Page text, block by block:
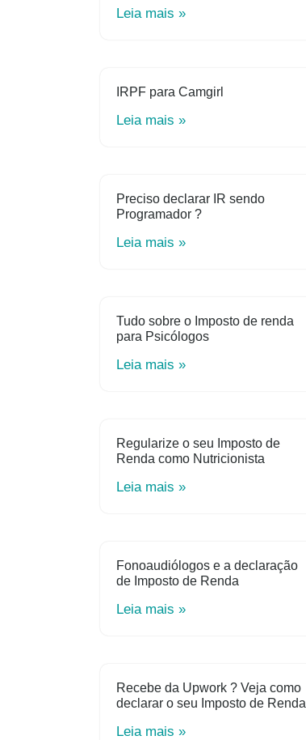
Leia mais »
IRPF para Camgirl
Leia mais »
Preciso declarar IR sendo
Programador ?
Leia mais »
Tudo sobre o Imposto de renda
para Psicólogos
Leia mais »
Regularize o seu Imposto de
Renda como Nutricionista
Leia mais »
Fonoaudiólogos e a declaração
de Imposto de Renda
Leia mais »
Recebe da Upwork ? Veja como
declarar o seu Imposto de Renda
Leia mais »